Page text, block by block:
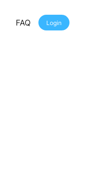
FAQ Login